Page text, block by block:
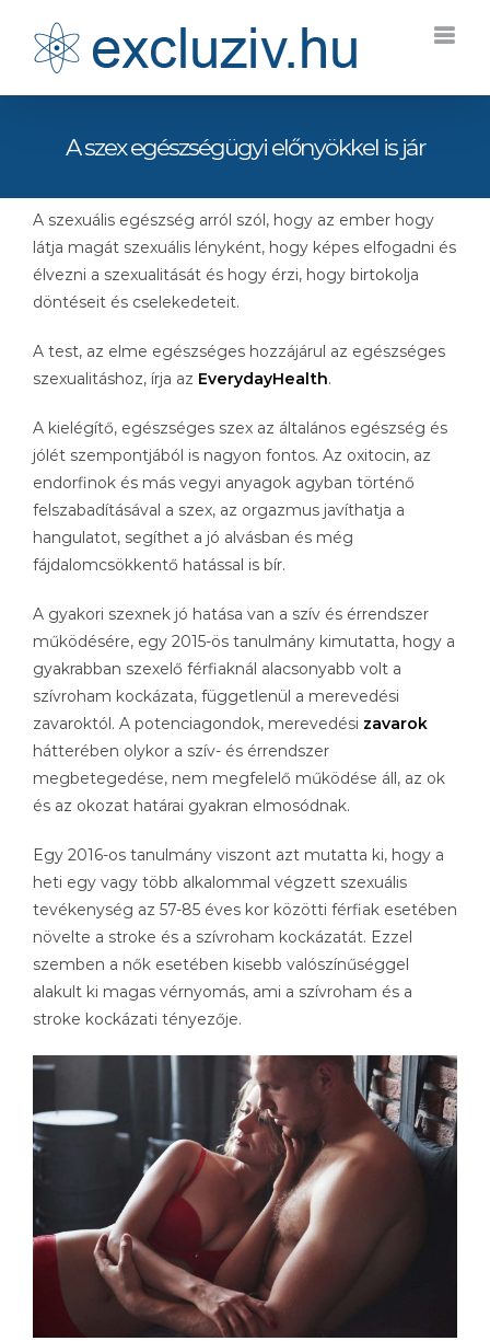
A szex egészségügyi előnyökkel is jár
A szexuális egészség arról szól, hogy az ember hogy
látja magát szexuális lényként, hogy képes elfogadni és
élvezni a szexualitását és hogy érzi, hogy birtokolja
döntéseit és cselekedeteit.
A test, az elme egészséges hozzájárul az egészséges
szexualitáshoz, írja az EverydayHealth.
A kielégítő, egészséges szex az általános egészség és
jólét szempontjából is nagyon fontos. Az oxitocin, az
endorfinok és más vegyi anyagok agyban történő
felszabadításával a szex, az orgazmus javíthatja a
hangulatot, segíthet a jó alvásban és még
fájdalomcsökkentő hatással is bír.
A gyakori szexnek jó hatása van a szív és érrendszer
működésére, egy 2015-ös tanulmány kimutatta, hogy a
gyakrabban szexelő férfiaknál alacsonyabb volt a
szívroham kockázata, függetlenül a merevedési
zavaroktól. A potenciagondok, merevedési zavarok
hátterében olykor a szív- és érrendszer
megbetegedése, nem megfelelő működése áll, az ok
és az okozat határai gyakran elmosódnak.
Egy 2016-os tanulmány viszont azt mutatta ki, hogy a
heti egy vagy több alkalommal végzett szexuális
tevékenység az 57-85 éves kor közötti férfiak esetében
növelte a stroke és a szívroham kockázatát. Ezzel
szemben a nők esetében kisebb valószínűséggel
alakult ki magas vérnyomás, ami a szívroham és a
stroke kockázati tényezője.